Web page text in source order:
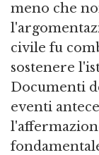
meno che
civile fu
sostenere
Documenti
eventi